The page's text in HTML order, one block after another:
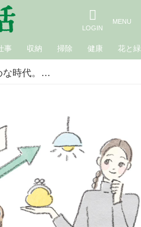
事 収納 掃除 健康 花と緑
貯金だけではだめな時代。支出のむだをなくして、お金を増やす方法｜年末前のお金の見直し／家計再生コンサルタント・横山光昭さん